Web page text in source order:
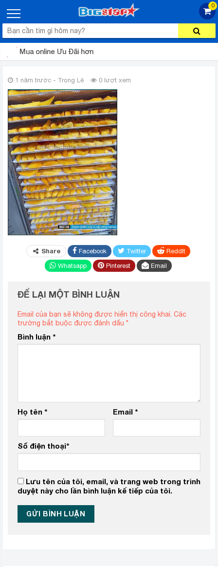
0
Mua online Ưu Đãi hơn
1 năm trước - Trọng Lê 0 lượt xem
Share Facebook Twitter
ReddIt
Whatsapp
Pinterest Email
ĐỂ LẠI MỘT BÌNH LUẬN
Email của bạn sẽ không được hiển thị công khai. Các
trường bắt buộc được đánh dấu *
Bình luận *
Họ tên * Email *
Số điện thoại*
Lưu tên của tôi, email, và trang web trong trình
duyệt này cho lần bình luận kế tiếp của tôi.